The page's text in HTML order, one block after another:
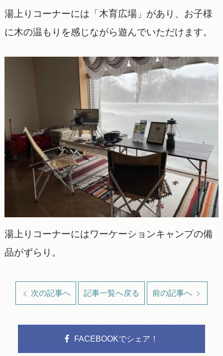
湯上りコーナーには「木育広場」があり、お子様
に木の温もりを感じながら遊んでいただけます。
湯上りコーナーにはワーケーションキャンプの備
品がずらり。
次の記事へ 記事一覧へ戻る 前の記事へ
FACEBOOKでシェア！